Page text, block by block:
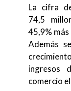
La cifra
74,5
45,9% más
Además
ingresos
comercio